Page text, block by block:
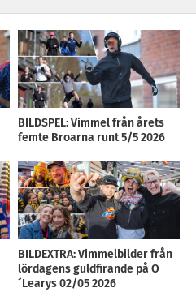
BILDSPEL: Vimmel från årets
femte Broarna runt 5/5 2026
BILDEXTRA: Vimmelbilder från
lördagens guldfirande på O
´Learys 02/05 2026